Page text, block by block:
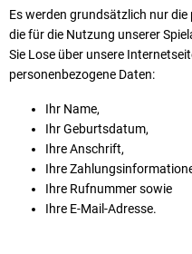
Es werden grundsätzlich nur
die für die Nutzung unserer
Sie Lose über unsere
personenbezogene Daten:
Ihr Name,
Ihr Geburtsdatum,
Ihre Anschrift,
Ihre
Ihre Rufnummer sowie
Ihre E-Mail-Adresse.